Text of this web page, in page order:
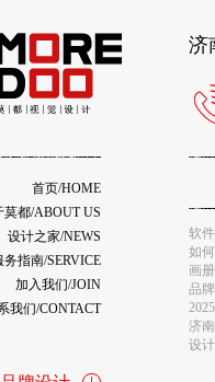
首页/HOME
莫都/ABOUT US
设计之家/NEWS
务指南/SERVICE
加入我们/JOIN
我们/CONTACT
济
电
软
如
画
品
济
设